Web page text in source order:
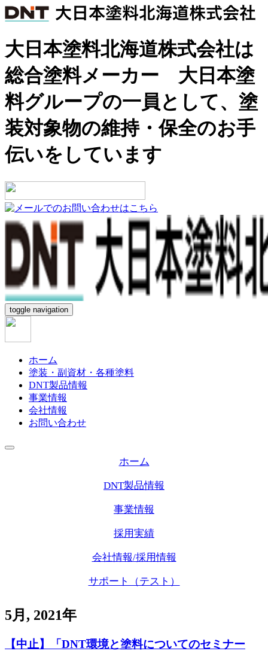
大日本塗料北海道株式会社は
総合塗料メーカー 大日本塗
料グループの一員として、塗
装対象物の維持・保全のお手
伝いをしています
toggle navigation
ホーム
塗装・副資材・各種塗料
DNT製品情報
事業情報
会社情報
お問い合わせ
ホーム
DNT製品情報
事業情報
採用実績
会社情報/採用情報
サポート（テスト）
5月, 2021年
【中止】「DNT環境と塗料についてのセミナー